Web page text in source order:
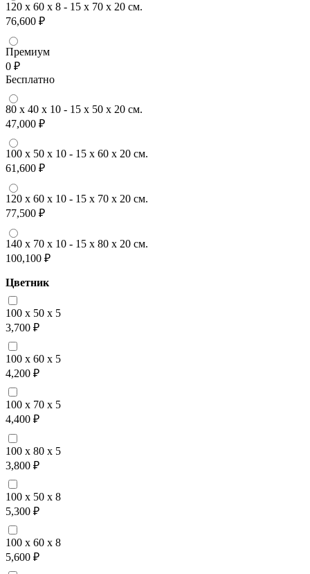
120 x 60 x 8 - 15 x 70 x 20 см.
76,600 ₽
Премиум
0 ₽
Бесплатно
80 x 40 x 10 - 15 x 50 x 20 см.
47,000 ₽
100 x 50 x 10 - 15 x 60 x 20 см.
61,600 ₽
120 x 60 x 10 - 15 x 70 x 20 см.
77,500 ₽
140 x 70 x 10 - 15 x 80 x 20 см.
100,100 ₽
Цветник
100 x 50 x 5
3,700 ₽
100 x 60 x 5
4,200 ₽
100 x 70 x 5
4,400 ₽
100 x 80 x 5
3,800 ₽
100 x 50 x 8
5,300 ₽
100 x 60 x 8
5,600 ₽